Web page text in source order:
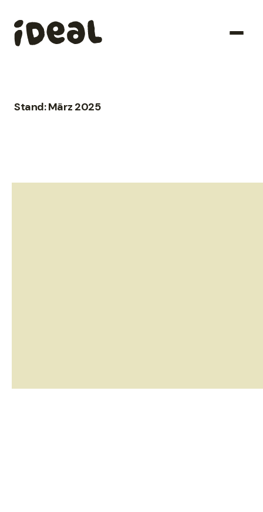
Stand: März 2025